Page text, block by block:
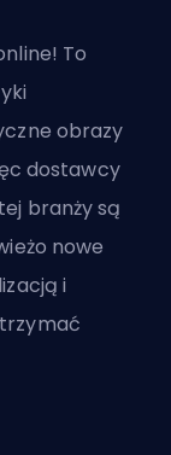
To
obrazy
dostawcy
branży są
nowe
i